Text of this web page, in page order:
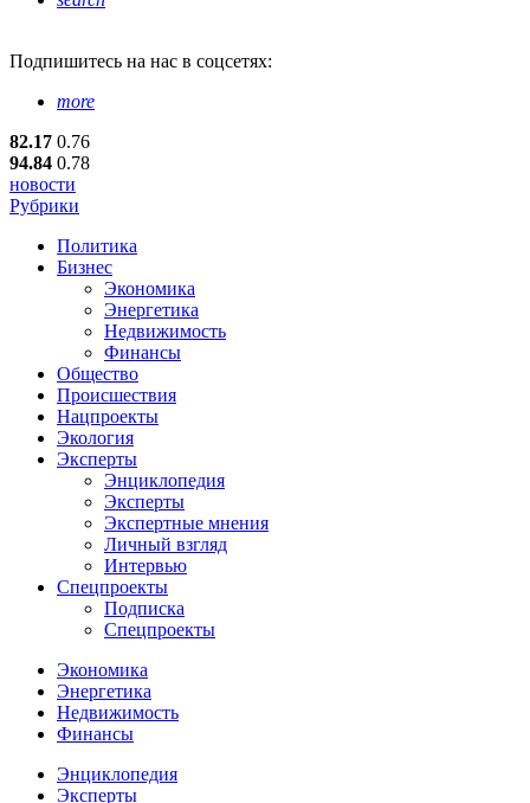
Подпишитесь на нас в соцсетях:
more
82.17 0.76
94.84 0.78
новости
Рубрики
Политика
Бизнес
Экономика
Энергетика
Недвижимость
Финансы
Общество
Происшествия
Нацпроекты
Экология
Эксперты
Энциклопедия
Эксперты
Экспертные мнения
Личный взгляд
Интервью
Спецпроекты
Подписка
Спецпроекты
Экономика
Энергетика
Недвижимость
Финансы
Энциклопедия
Эксперты